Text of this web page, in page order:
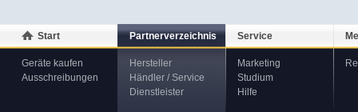
Start
Geräte kaufen
Ausschreibungen
Partnerverzeichnis
Hersteller
Händler / Service
Dienstleister
Service
Marketing
Studium
Hilfe